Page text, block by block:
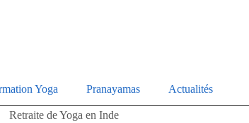
Yoga Pranayamas Actualités
Retraite de Yoga en Inde